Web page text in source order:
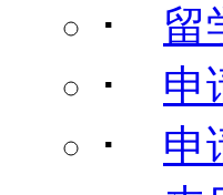
･ 留
･ 申
･ 申